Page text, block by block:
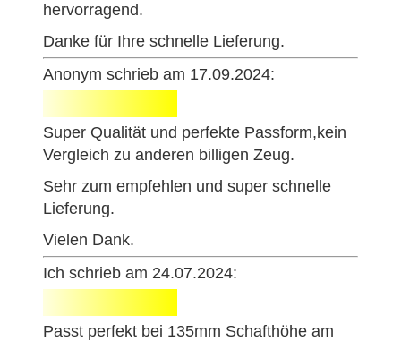
hervorragend.
Danke für Ihre schnelle Lieferung.
Anonym schrieb am 17.09.2024:
Super Qualität und perfekte Passform,kein
Vergleich zu anderen billigen Zeug.
Sehr zum empfehlen und super schnelle
Lieferung.
Vielen Dank.
Ich schrieb am 24.07.2024:
Passt perfekt bei 135mm Schafthöhe am